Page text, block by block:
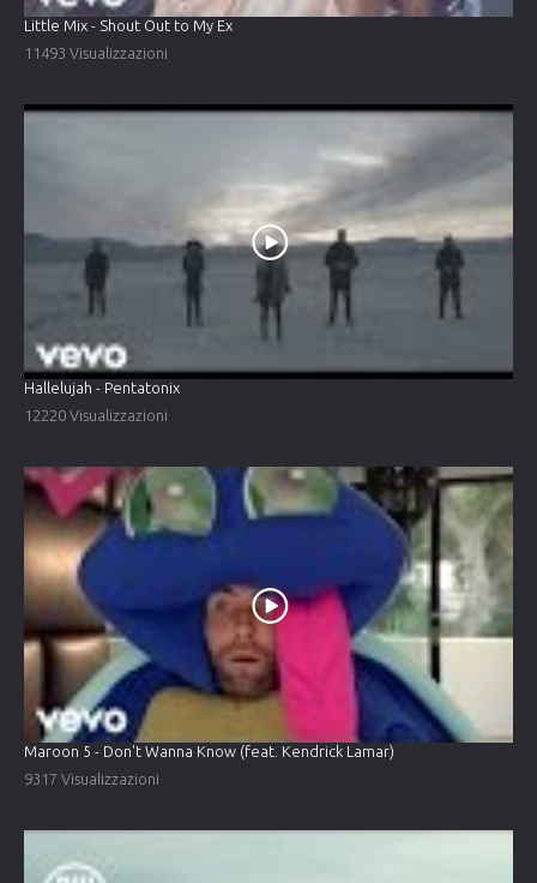
Little Mix - Shout Out to My Ex
11493 Visualizzazioni
Hallelujah - Pentatonix
12220 Visualizzazioni
Maroon 5 - Don't Wanna Know (feat. Kendrick Lamar)
9317 Visualizzazioni